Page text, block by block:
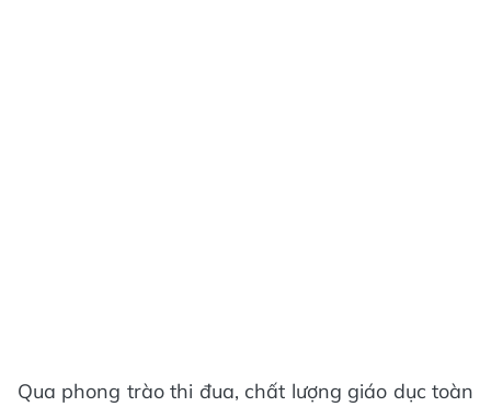
Qua phong trào thi đua, chất lượng giáo dục toàn